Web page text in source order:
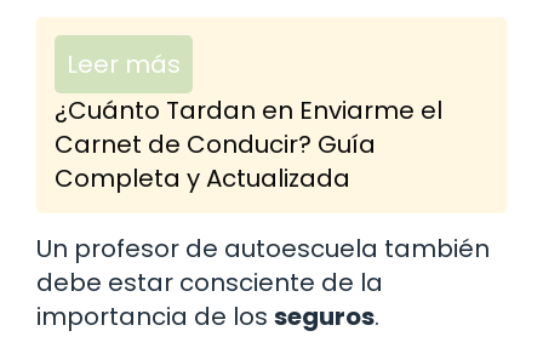
Leer más
¿Cuánto Tardan en Enviarme el
Carnet de Conducir? Guía
Completa y Actualizada
Un profesor de autoescuela también
debe estar consciente de la
importancia de los seguros.